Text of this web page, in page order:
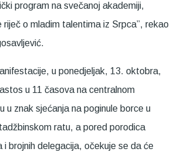
program na svečanoj akademiji,
riječ o mladim talentima iz Srpca”, rekao
u ponedjeljak, 13. oktobra,
u 11 časova na centralnom
u znak sjećanja na poginule borce u
ratu, a pored porodica
i brojnih delegacija, očekuje se da će